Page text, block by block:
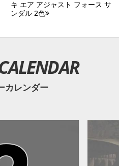
キ エア アジャスト フォース サ
ンダル 2色
カレンダー